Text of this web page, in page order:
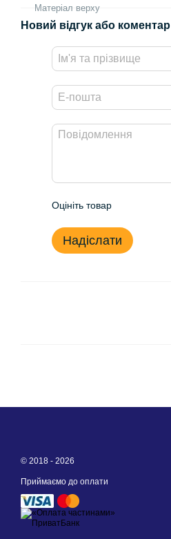
Матеріал верху
Новий відгук або коментар
Оцініть товар
Надіслати
© 2018 - 2026
Приймаємо до оплати